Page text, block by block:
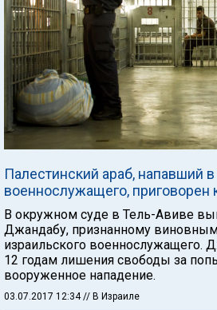
Палестинский араб, напавший
военнослужащего, приговорен
В окружном суде в Тель-Авиве
Джандабу, признанному
израильского военнослужащего.
12 годам лишения свободы за
вооруженное нападение.
03.07.2017 12:34// В Израиле